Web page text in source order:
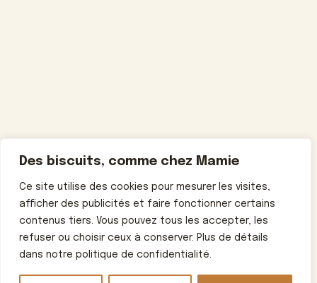
Des biscuits, comme chez Mamie
Ce site utilise des cookies pour mesurer les visites,
afficher des publicités et faire fonctionner certains
contenus tiers. Vous pouvez tous les accepter, les
refuser ou choisir ceux à conserver. Plus de détails
dans notre politique de confidentialité.